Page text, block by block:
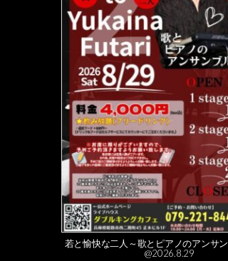
若と愉快な二人～歌とピアノのアンサ
@2026.8.29